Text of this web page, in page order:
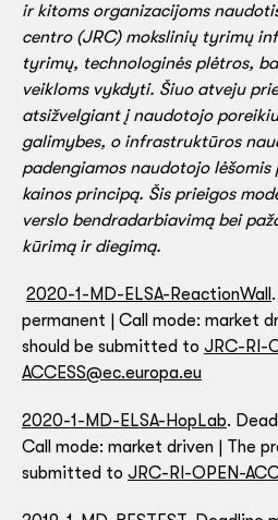
ir kitoms organizacijoms
centro (JRC) mokslinių tyrimų
tyrimų, technologinės plėtros,
veikloms vykdyti. Šiuo atveju
atsižvelgiant į naudotojo
galimybes, o infrastruktūros
padengiamos naudotojo lėšomis
kainos principą. Šis prieigos
verslo bendradarbiavimą bei
kūrimą ir diegimą.
2020-1-MD-ELSA-ReactionWall
permanent | Call mode: market
should be submitted to JRC-RI-
ACCESS@ec.europa.eu
2020-1-MD-ELSA-HopLab.
Call mode: market driven | The
submitted to JRC-RI-OPEN-